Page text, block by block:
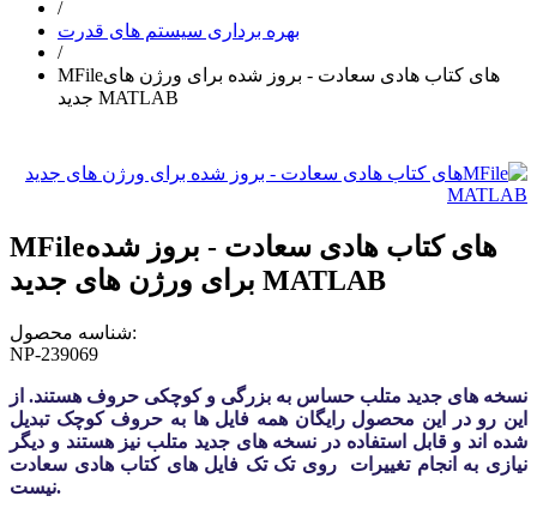
/
بهره برداری سیستم های قدرت
/
MFileهای کتاب هادی سعادت - بروز شده برای ورژن های
جدید MATLAB
MFileهای کتاب هادی سعادت - بروز شده
برای ورژن های جدید MATLAB
شناسه محصول:
NP-239069
نسخه های جدید متلب حساس به بزرگی و کوچکی حروف هستند. از
این رو در این محصول رایگان همه فایل ها به حروف کوچک تبدیل
شده اند و قابل استفاده در نسخه های جدید متلب نیز هستند و دیگر
نیازی به انجام تغییرات روی تک تک فایل های کتاب هادی سعادت
نیست.